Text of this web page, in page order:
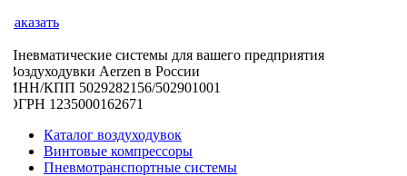
системы для вашего предприятия
Aerzen в России
КПП 5029282156/502901001
1235000162671
Каталог воздуходувок
Винтовые компрессоры
Пневмотранспортные системы